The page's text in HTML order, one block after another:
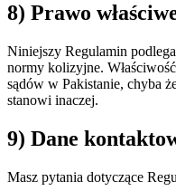
8) Prawo
Niniejszy Regulamin
normy kolizyjne.
sądów w Pakistanie, chyba
stanowi inaczej.
9) Dane
Masz pytania dotyczące